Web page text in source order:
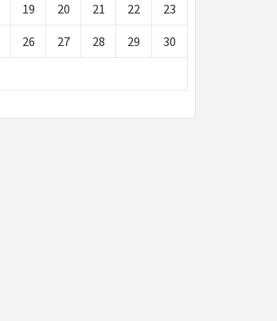
19 20 21 22 23
26 27 28 29 30